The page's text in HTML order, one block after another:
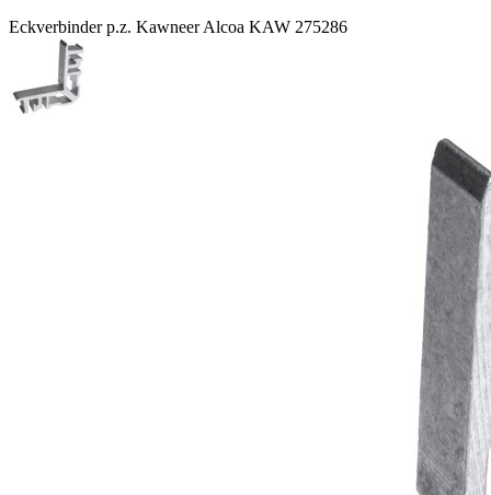
Eckverbinder p.z. Kawneer Alcoa KAW 275286